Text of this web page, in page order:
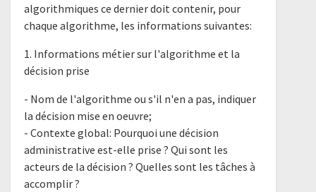
algorithmiques ce dernier doit contenir, pour
chaque algorithme, les informations suivantes:
1. Informations métier sur l'algorithme et la
décision prise
- Nom de l'algorithme ou s'il n'en a pas, indiquer
la décision mise en oeuvre;
- Contexte global: Pourquoi une décision
administrative est-elle prise ? Qui sont les
acteurs de la décision ? Quelles sont les tâches à
accomplir ?